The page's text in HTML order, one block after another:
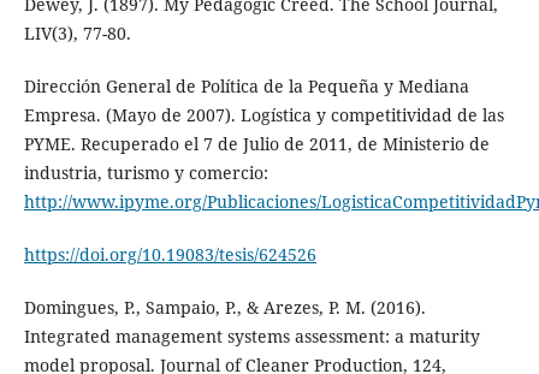
LIV(3), 77-80.
Dirección General de Política de la Pequeña y Mediana
Empresa. (Mayo de 2007). Logística y competitividad de las
PYME. Recuperado el 7 de Julio de 2011, de Ministerio de
industria, turismo y comercio:
http://www.ipyme.org/Publicaciones/
https://doi.org/10.19083/tesis/624526
Domingues, P., Sampaio, P., & Arezes, P. M. (2016).
Integrated management systems assessment: a maturity
model proposal. Journal of Cleaner Production, 124,